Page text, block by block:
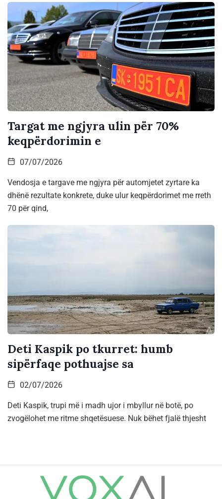
Targat me ngjyra ulin për 70%
keqpërdorimin e
07/07/2026
Vendosja e targave me ngjyra për automjetet zyrtare ka
dhënë rezultate konkrete, duke ulur keqpërdorimet me rreth
70 për qind,
Deti Kaspik po tkurret: humb
sipërfaqe pothuajse sa
02/07/2026
Deti Kaspik, trupi më i madh ujor i mbyllur në botë, po
zvogëlohet me ritme shqetësuese. Nuk bëhet fjalë thjesht